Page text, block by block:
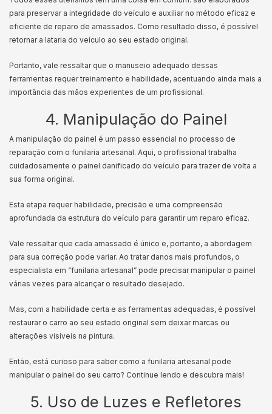
para preservar a integridade do veículo e auxiliar no método eficaz e
eficiente de reparo de amassados. Como resultado disso, é possível
retornar a lataria do veículo ao seu estado original.
Portanto, vale ressaltar que o manuseio adequado dessas
ferramentas requer treinamento e habilidade, acentuando ainda mais a
importância das mãos experientes de um profissional.
4. Manipulação do Painel
A manipulação do painel é um passo essencial no processo de
reparação com o funilaria artesanal. Aqui, o profissional trabalha
cuidadosamente o painel danificado do veículo para trazer de volta a
sua forma original.
Esta etapa requer habilidade, precisão e uma compreensão
aprofundada da estrutura do veículo para garantir um reparo eficaz.
Vale ressaltar que cada amassado é único e, portanto, a abordagem
para sua correção pode variar. Ao tratar danos mais profundos, o
especialista em “funilaria artesanal” pode precisar manipular o painel
várias vezes para alcançar o resultado desejado.
Mas, com a habilidade certa e as ferramentas adequadas, é possível
restaurar o carro ao seu estado original sem deixar marcas ou
alterações visíveis na pintura.
Então, está curioso para saber como a funilaria artesanal pode
manipular o painel do seu carro? Continue lendo e descubra mais!
5. Uso de Luzes e Refletores